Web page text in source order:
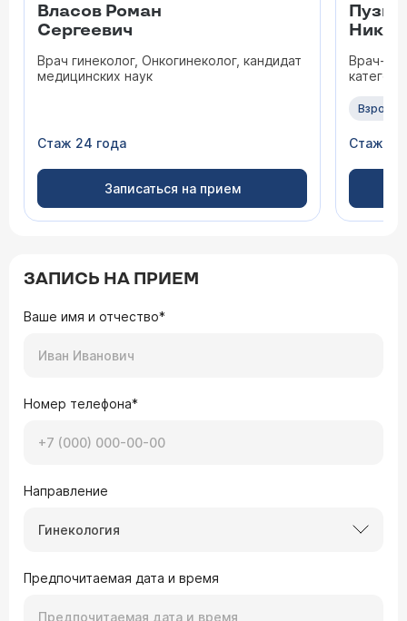
Власов Роман
Сергеевич
Врач гинеколог, Онкогинеколог, кандидат
медицинских наук
Стаж 24 года
Записаться на прием
Врач-
Стаж 47
ЗАПИСЬ НА ПРИЕМ
Ваше имя и отчество*
Номер телефона*
Направление
Гинекология
Предпочитаемая дата и время